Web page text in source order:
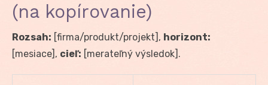
(na kopírovanie)
Rozsah: [firma/produkt/projekt], horizont:
[mesiace], cieľ: [merateľný výsledok].